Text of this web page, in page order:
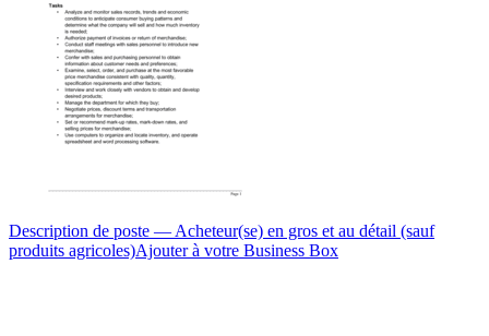
Description de poste — Acheteur(se) en gros et au détail (sauf
produits agricoles)Ajouter à votre Business Box